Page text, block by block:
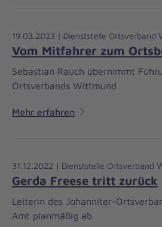
19.03.2023 | Dienststelle Ortsverband
Vom Mitfahrer zum
Sebastian Rauch übernimmt
Ortsverbands Wittmund
Mehr erfahren
31.12.2022 | Dienststelle Ortsverband
Gerda Freese tritt zurück
Leiterin des Johanniter-
Amt planmäßig ab